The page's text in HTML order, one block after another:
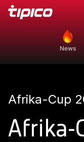
News
Afrika-Cup
Afrika-